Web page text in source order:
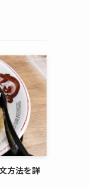
方法を詳